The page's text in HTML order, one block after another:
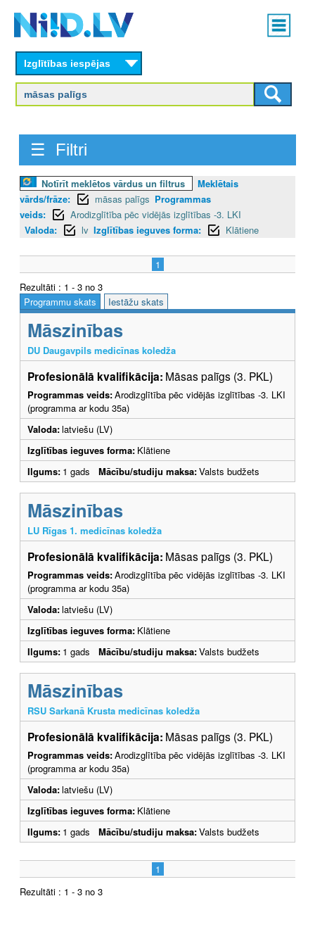
content
Main
menu
Izglītības iespējas
☰ Filtri
Notīrīt meklētos vārdus un filtrus
Meklētais
vārds/frāze:
māsas palīgs Programmas
veids:
Arodizglītība pēc vidējās izglītības -3. LKI
Valoda:
lv Izglītības ieguves forma: Klātiene
1
Rezultāti : 1 - 3 no 3
Programmu skats
Iestāžu skats
Māszinības
DU Daugavpils medicīnas koledža
Profesionālā kvalifikācija: Māsas palīgs (3. PKL)
Programmas veids:Arodizglītība pēc vidējās izglītības -3. LKI
(programma ar kodu 35a)
Valoda:latviešu (LV)
Izglītības ieguves forma: Klātiene
Ilgums: 1 gads Mācību/studiju maksa:Valsts budžets
Māszinības
LU Rīgas 1. medicīnas koledža
Profesionālā kvalifikācija: Māsas palīgs (3. PKL)
Programmas veids:Arodizglītība pēc vidējās izglītības -3. LKI
(programma ar kodu 35a)
Valoda:latviešu (LV)
Izglītības ieguves forma: Klātiene
Ilgums: 1 gads Mācību/studiju maksa:Valsts budžets
Māszinības
RSU Sarkanā Krusta medicīnas koledža
Profesionālā kvalifikācija: Māsas palīgs (3. PKL)
Programmas veids:Arodizglītība pēc vidējās izglītības -3. LKI
(programma ar kodu 35a)
Valoda:latviešu (LV)
Izglītības ieguves forma: Klātiene
Ilgums: 1 gads Mācību/studiju maksa:Valsts budžets
1
Rezultāti : 1 - 3 no 3